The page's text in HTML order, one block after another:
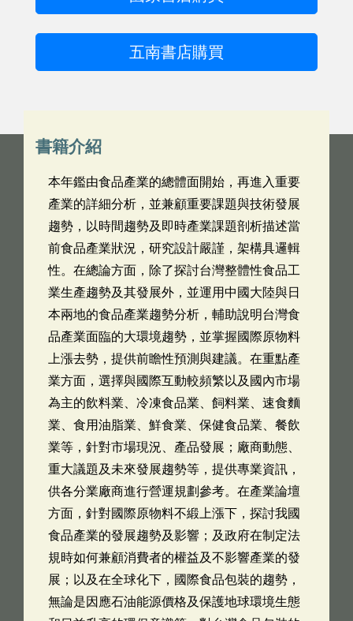
五南書店購買
書籍介紹
本年鑑由食品產業的總體面開始，再進入重要
產業的詳細分析，並兼顧重要課題與技術發展
趨勢，以時間趨勢及即時產業課題剖析描述當
前食品產業狀況，研究設計嚴謹，架構具邏輯
性。在總論方面，除了探討台灣整體性食品工
業生產趨勢及其發展外，並運用中國大陸與日
本兩地的食品產業趨勢分析，輔助說明台灣食
品產業面臨的大環境趨勢，並掌握國際原物料
上漲去勢，提供前瞻性預測與建議。在重點產
業方面，選擇與國際互動較頻繁以及國內市場
為主的飲料業、冷凍食品業、飼料業、速食麵
業、食用油脂業、鮮食業、保健食品業、餐飲
業等，針對市場現況、產品發展；廠商動態、
重大議題及未來發展趨勢等，提供專業資訊，
供各分業廠商進行營運規劃參考。在產業論壇
方面，針對國際原物料不緞上漲下，探討我國
食品產業的發展趨勢及影響；及政府在制定法
規時如何兼顧消費者的權益及不影響產業的發
展；以及在全球化下，國際食品包裝的趨勢，
無論是因應石油能源價格及保護地球環境生態